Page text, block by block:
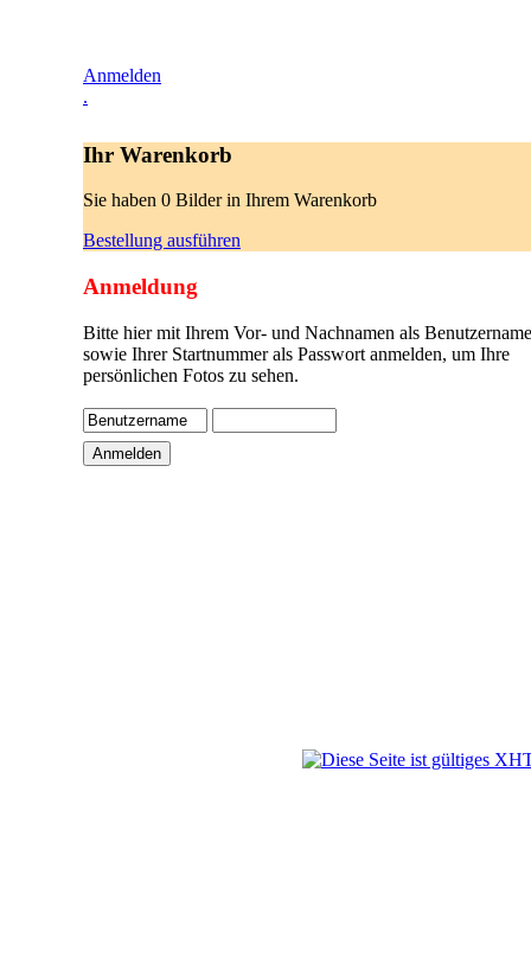
Anmelden
.
Ihr Warenkorb
Sie haben 0 Bilder in Ihrem Warenkorb
Bestellung ausführen
Anmeldung
Bitte hier mit Ihrem Vor- und Nachnamen als
sowie Ihrer Startnummer als Passwort anmelden, um Ihre
persönlichen Fotos zu sehen.